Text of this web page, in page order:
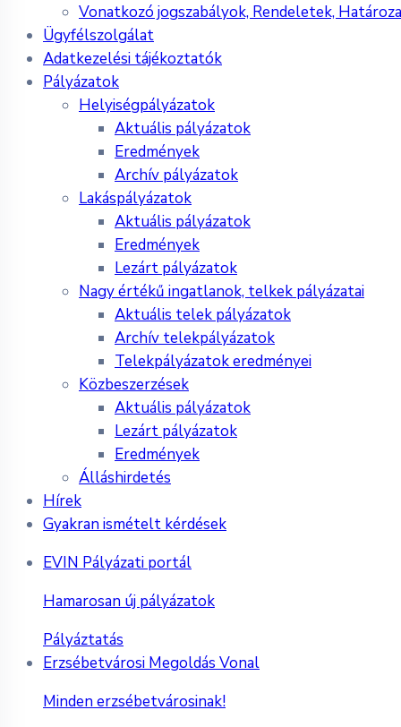
Vonatkozó jogszabályok, Rendeletek,
Ügyfélszolgálat
Adatkezelési tájékoztatók
Pályázatok
Helyiségpályázatok
Aktuális pályázatok
Eredmények
Archív pályázatok
Lakáspályázatok
Aktuális pályázatok
Eredmények
Lezárt pályázatok
Nagy értékű ingatlanok, telkek pályázatai
Aktuális telek pályázatok
Archív telekpályázatok
Telekpályázatok eredményei
Közbeszerzések
Aktuális pályázatok
Lezárt pályázatok
Eredmények
Álláshirdetés
Hírek
Gyakran ismételt kérdések
EVIN Pályázati portál
Hamarosan új pályázatok
Pályáztatás
Erzsébetvárosi Megoldás Vonal
Minden erzsébetvárosinak!